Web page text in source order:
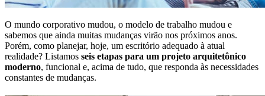
O mundo corporativo mudou, o modelo de trabalho mudou e
sabemos que ainda muitas mudanças virão nos próximos anos.
Porém, como planejar, hoje, um escritório adequado à atual
realidade? Listamos seis etapas para um projeto arquitetônico
moderno, funcional e, acima de tudo, que responda às necessidades
constantes de mudanças.